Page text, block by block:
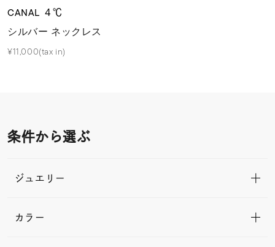
CANAL ４℃
シルバー ネックレス
¥11,000(tax in)
条件から選ぶ
ジュエリー
カラー